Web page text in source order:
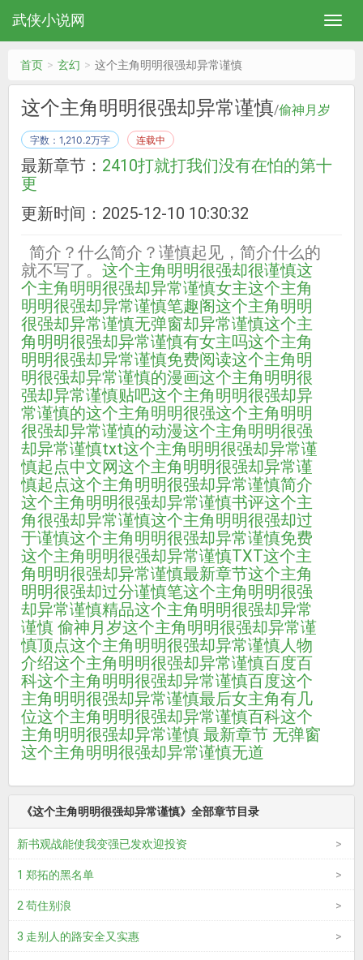
武侠小说网
首页 玄幻 这个主角明明很强却异常谨慎
这个主角明明很强却异常谨慎/偷神月岁
字数：1,210.2万字 连载中
最新章节： 2410打就打我们没有在怕的第十
更
更新时间：2025-12-10 10:30:32
简介？什么简介？谨慎起见，简介什么的
就不写了。 这个主角明明很强却很谨慎这
个主角明明很强却异常谨慎女主这个主角
明明很强却异常谨慎笔趣阁这个主角明明
很强却异常谨慎无弹窗却异常谨慎这个主
角明明很强却异常谨慎有女主吗这个主角
明明很强却异常谨慎免费阅读这个主角明
明很强却异常谨慎的漫画这个主角明明很
强却异常谨慎贴吧这个主角明明很强却异
常谨慎的这个主角明明很强这个主角明明
很强却异常谨慎的动漫这个主角明明很强
却异常谨慎txt这个主角明明很强却异常谨
慎起点中文网这个主角明明很强却异常谨
慎起点这个主角明明很强却异常谨慎简介
这个主角明明很强却异常谨慎书评这个主
角很强却异常谨慎这个主角明明很强却过
于谨慎这个主角明明很强却异常谨慎免费
这个主角明明很强却异常谨慎TXT这个主
角明明很强却异常谨慎最新章节这个主角
明明很强却过分谨慎笔这个主角明明很强
却异常谨慎精品这个主角明明很强却异常
谨慎 偷神月岁这个主角明明很强却异常谨
慎顶点这个主角明明很强却异常谨慎人物
介绍这个主角明明很强却异常谨慎百度百
科这个主角明明很强却异常谨慎百度这个
主角明明很强却异常谨慎最后女主角有几
位这个主角明明很强却异常谨慎百科这个
主角明明很强却异常谨慎 最新章节 无弹窗
这个主角明明很强却异常谨慎无道
《这个主角明明很强却异常谨慎》全部章节目录
新书观战能使我变强已发欢迎投资
1 郑拓的黑名单
2 苟住别浪
3 走别人的路安全又实惠